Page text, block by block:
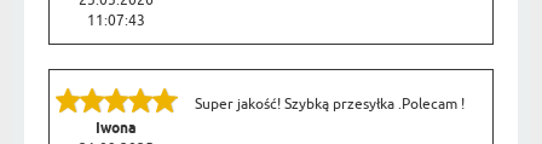
11:07:43
Iwona
Super jakość! Szybką przesyłka .Polecam !